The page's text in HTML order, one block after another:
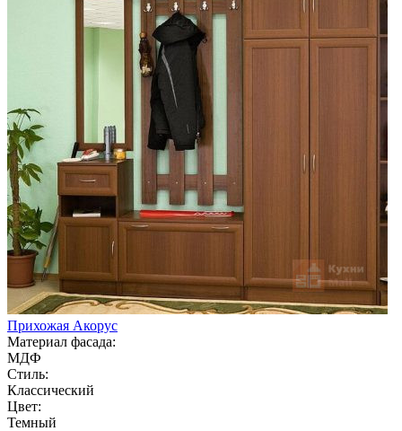
Прихожая Акорус
Материал фасада:
МДФ
Стиль:
Классический
Цвет:
Темный